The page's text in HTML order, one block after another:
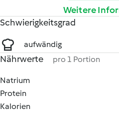
Weitere
Schwierigkeitsgrad
aufwändig
Nährwerte pro 1 Portion
Natrium
Protein
Kalorien